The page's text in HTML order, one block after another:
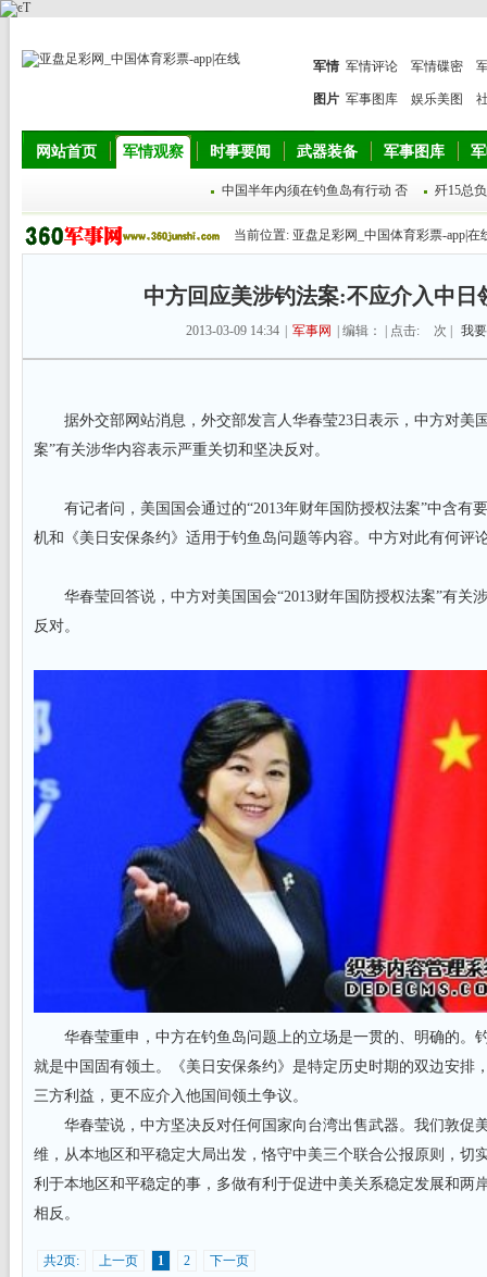
军情 军情评论 军情碟密
图片 军事图库 娱乐美图
网站首页 军情观察 时事要闻 武器装备 军事图库
中国半年内须在钓鱼岛有行动 否 歼15总
当前位置: 亚盘足彩网_中国体育彩票-app|在
中方回应美涉钓法案:不应介入中日
2013-03-09 14:34 军事网 | 编辑： | 点击: 次 | 我
据外交部网站消息，外交部发言人华春莹23日表示，中方对美
案”有关涉华内容表示严重关切和坚决反对。
有记者问，美国国会通过的“2013年财年国防授权法案”中含有
机和《美日安保条约》适用于钓鱼岛问题等内容。中方对此有何评
华春莹回答说，中方对美国国会“2013财年国防授权法案”有关
反对。
华春莹重申，中方在钓鱼岛问题上的立场是一贯的、明确的。
就是中国固有领土。《美日安保条约》是特定历史时期的双边安排
三方利益，更不应介入他国间领土争议。
华春莹说，中方坚决反对任何国家向台湾出售武器。我们敦促
维，从本地区和平稳定大局出发，恪守中美三个联合公报原则，切
利于本地区和平稳定的事，多做有利于促进中美关系稳定发展和两
相反。
共2页: 上一页 1 2 下一页